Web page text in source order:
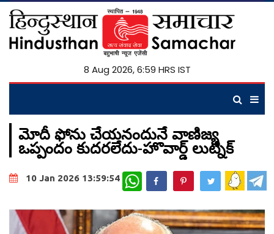
8 Aug 2026, 6:59 HRS IST
మోదీ ఫోను చేయనందునే వాణిజ్య
ఒప్పందం కుదరలేదు-హొవార్డ్‌ లుట్నిక్‌
10 Jan 2026 13:59:54 WhatsApp